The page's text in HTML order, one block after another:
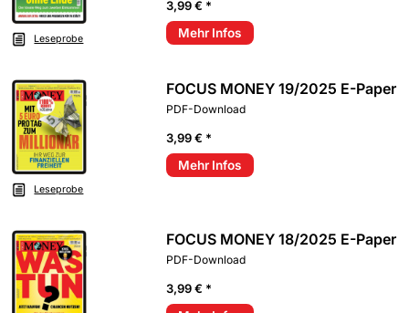
Leseprobe
3,99 € *
Mehr Infos
Leseprobe
FOCUS MONEY 19/2025 E-Paper
PDF-Download
3,99 € *
Mehr Infos
FOCUS MONEY 18/2025 E-Paper
PDF-Download
3,99 € *